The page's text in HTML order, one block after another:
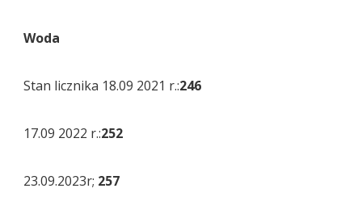
Woda
Stan licznika 18.09 2021 r.:246
17.09 2022 r.:252
23.09.2023r; 257